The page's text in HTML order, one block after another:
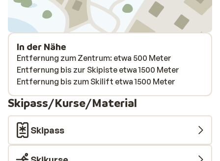
In der Nähe
Entfernung zum Zentrum: etwa 500 Meter
Entfernung bis zur Skipiste etwa 1500 Meter
Entfernung bis zum Skilift etwa 1500 Meter
Skipass/Kurse/Material
Skipass